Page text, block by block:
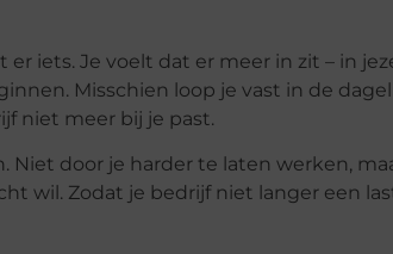
iets. Je voelt dat er meer in zit – in
Misschien loop je vast in de
niet meer bij je past.
Niet door je harder te laten werken,
wil. Zodat je bedrijf niet langer een